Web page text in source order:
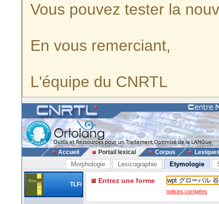
Vous pouvez tester la
En vous remerciant,
L'équipe du CNRTL
Accueil Portail lexical Corpus
Morphologie Lexicographie Etymologie
TLFi Entrez une forme
notices corrigées